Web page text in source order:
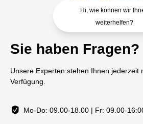
Hi, wie können wir
weiterhelfen?
Sie haben Fragen?
Unsere Experten stehen Ihnen jederzeit
Verfügung.
Mo-Do: 09.00-18.00 | Fr: 09.00-